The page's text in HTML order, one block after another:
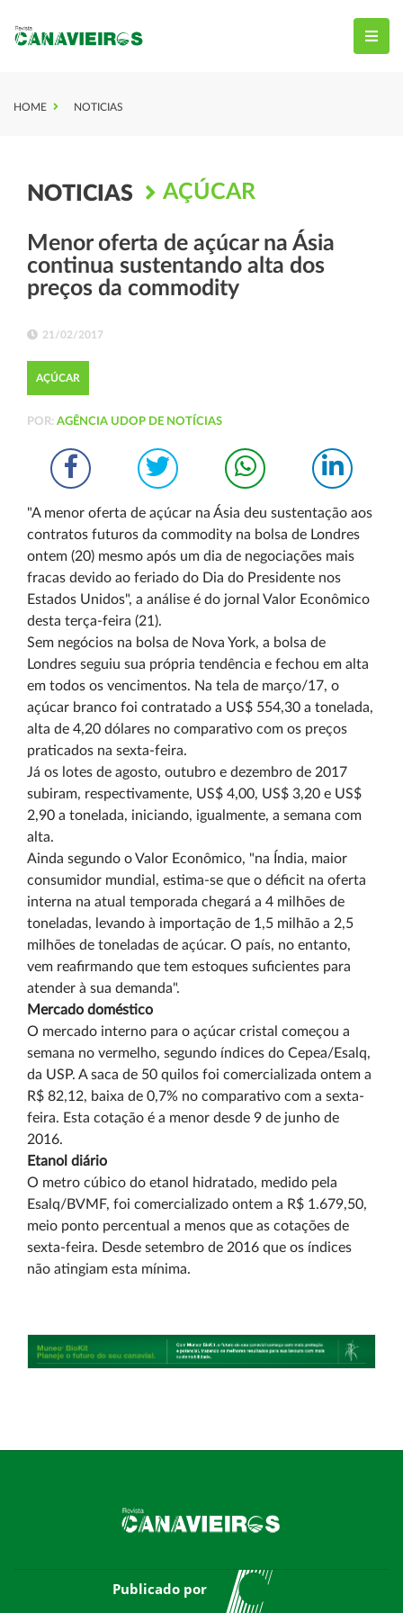
HOME NOTICIAS
NOTICIAS AÇÚCAR
Menor oferta de açúcar na Ásia
continua sustentando alta dos
preços da commodity
21/02/2017
AÇÚCAR
POR: AGÊNCIA UDOP DE NOTÍCIAS
"A menor oferta de açúcar na Ásia deu sustentação aos
contratos futuros da commodity na bolsa de Londres
ontem (20) mesmo após um dia de negociações mais
fracas devido ao feriado do Dia do Presidente nos
Estados Unidos", a análise é do jornal Valor Econômico
desta terça-feira (21).
Sem negócios na bolsa de Nova York, a bolsa de
Londres seguiu sua própria tendência e fechou em alta
em todos os vencimentos. Na tela de março/17, o
açúcar branco foi contratado a US$ 554,30 a tonelada,
alta de 4,20 dólares no comparativo com os preços
praticados na sexta-feira.
Já os lotes de agosto, outubro e dezembro de 2017
subiram, respectivamente, US$ 4,00, US$ 3,20 e US$
2,90 a tonelada, iniciando, igualmente, a semana com
alta.
Ainda segundo o Valor Econômico, "na Índia, maior
consumidor mundial, estima-se que o déficit na oferta
interna na atual temporada chegará a 4 milhões de
toneladas, levando à importação de 1,5 milhão a 2,5
milhões de toneladas de açúcar. O país, no entanto,
vem reafirmando que tem estoques suficientes para
atender à sua demanda".
Mercado doméstico
O mercado interno para o açúcar cristal começou a
semana no vermelho, segundo índices do Cepea/Esalq,
da USP. A saca de 50 quilos foi comercializada ontem a
R$ 82,12, baixa de 0,7% no comparativo com a sexta-
feira. Esta cotação é a menor desde 9 de junho de
2016.
Etanol diário
O metro cúbico do etanol hidratado, medido pela
Esalq/BVMF, foi comercializado ontem a R$ 1.679,50,
meio ponto percentual a menos que as cotações de
sexta-feira. Desde setembro de 2016 que os índices
não atingiam esta mínima.
Publicado por